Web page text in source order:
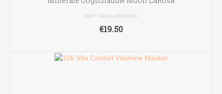
NIET GEWAARDEERD
€19.50
Dit